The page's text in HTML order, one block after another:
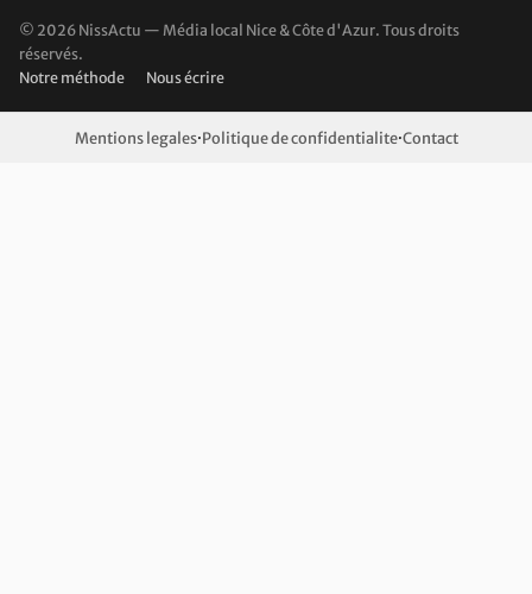
© 2026 NissActu — Média local Nice & Côte d'Azur. Tous droits
réservés.
Notre méthode
Nous écrire
Mentions legales·Politique de confidentialite·Contact